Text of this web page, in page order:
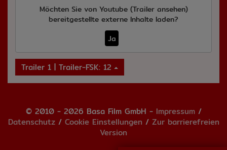
Möchten Sie von Youtube (Trailer ansehen)
bereitgestellte externe Inhalte laden?
Ja
Trailer 1 | Trailer-FSK: 12
© 2010 - 2026 Basa Film GmbH - Impressum/
Datenschutz/ Cookie Einstellungen / Zur barrierefreien
Version